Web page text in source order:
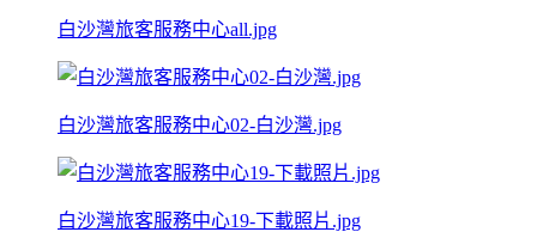
白沙灣旅客服務中心all.jpg
白沙灣旅客服務中心02-白沙灣.jpg
白沙灣旅客服務中心19-下載照片.jpg